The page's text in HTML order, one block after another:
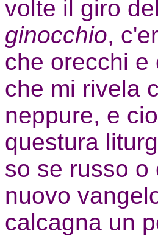
volte il giro
ginocchio,
che orecchi e
che mi rivela
neppure, e
questura
so se russo o
nuovo
calcagna un